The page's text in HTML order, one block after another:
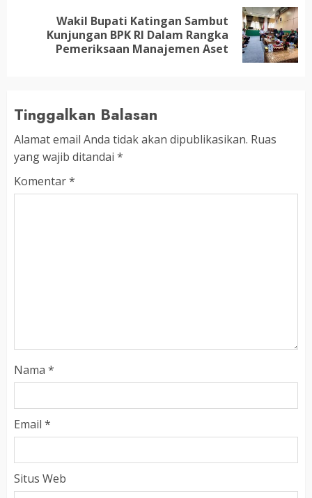
Wakil Bupati Katingan Sambut
Kunjungan BPK RI Dalam Rangka
Pemeriksaan Manajemen Aset
Tinggalkan Balasan
Alamat email Anda tidak akan dipublikasikan. Ruas
yang wajib ditandai *
Komentar*
Nama *
Email *
Situs Web